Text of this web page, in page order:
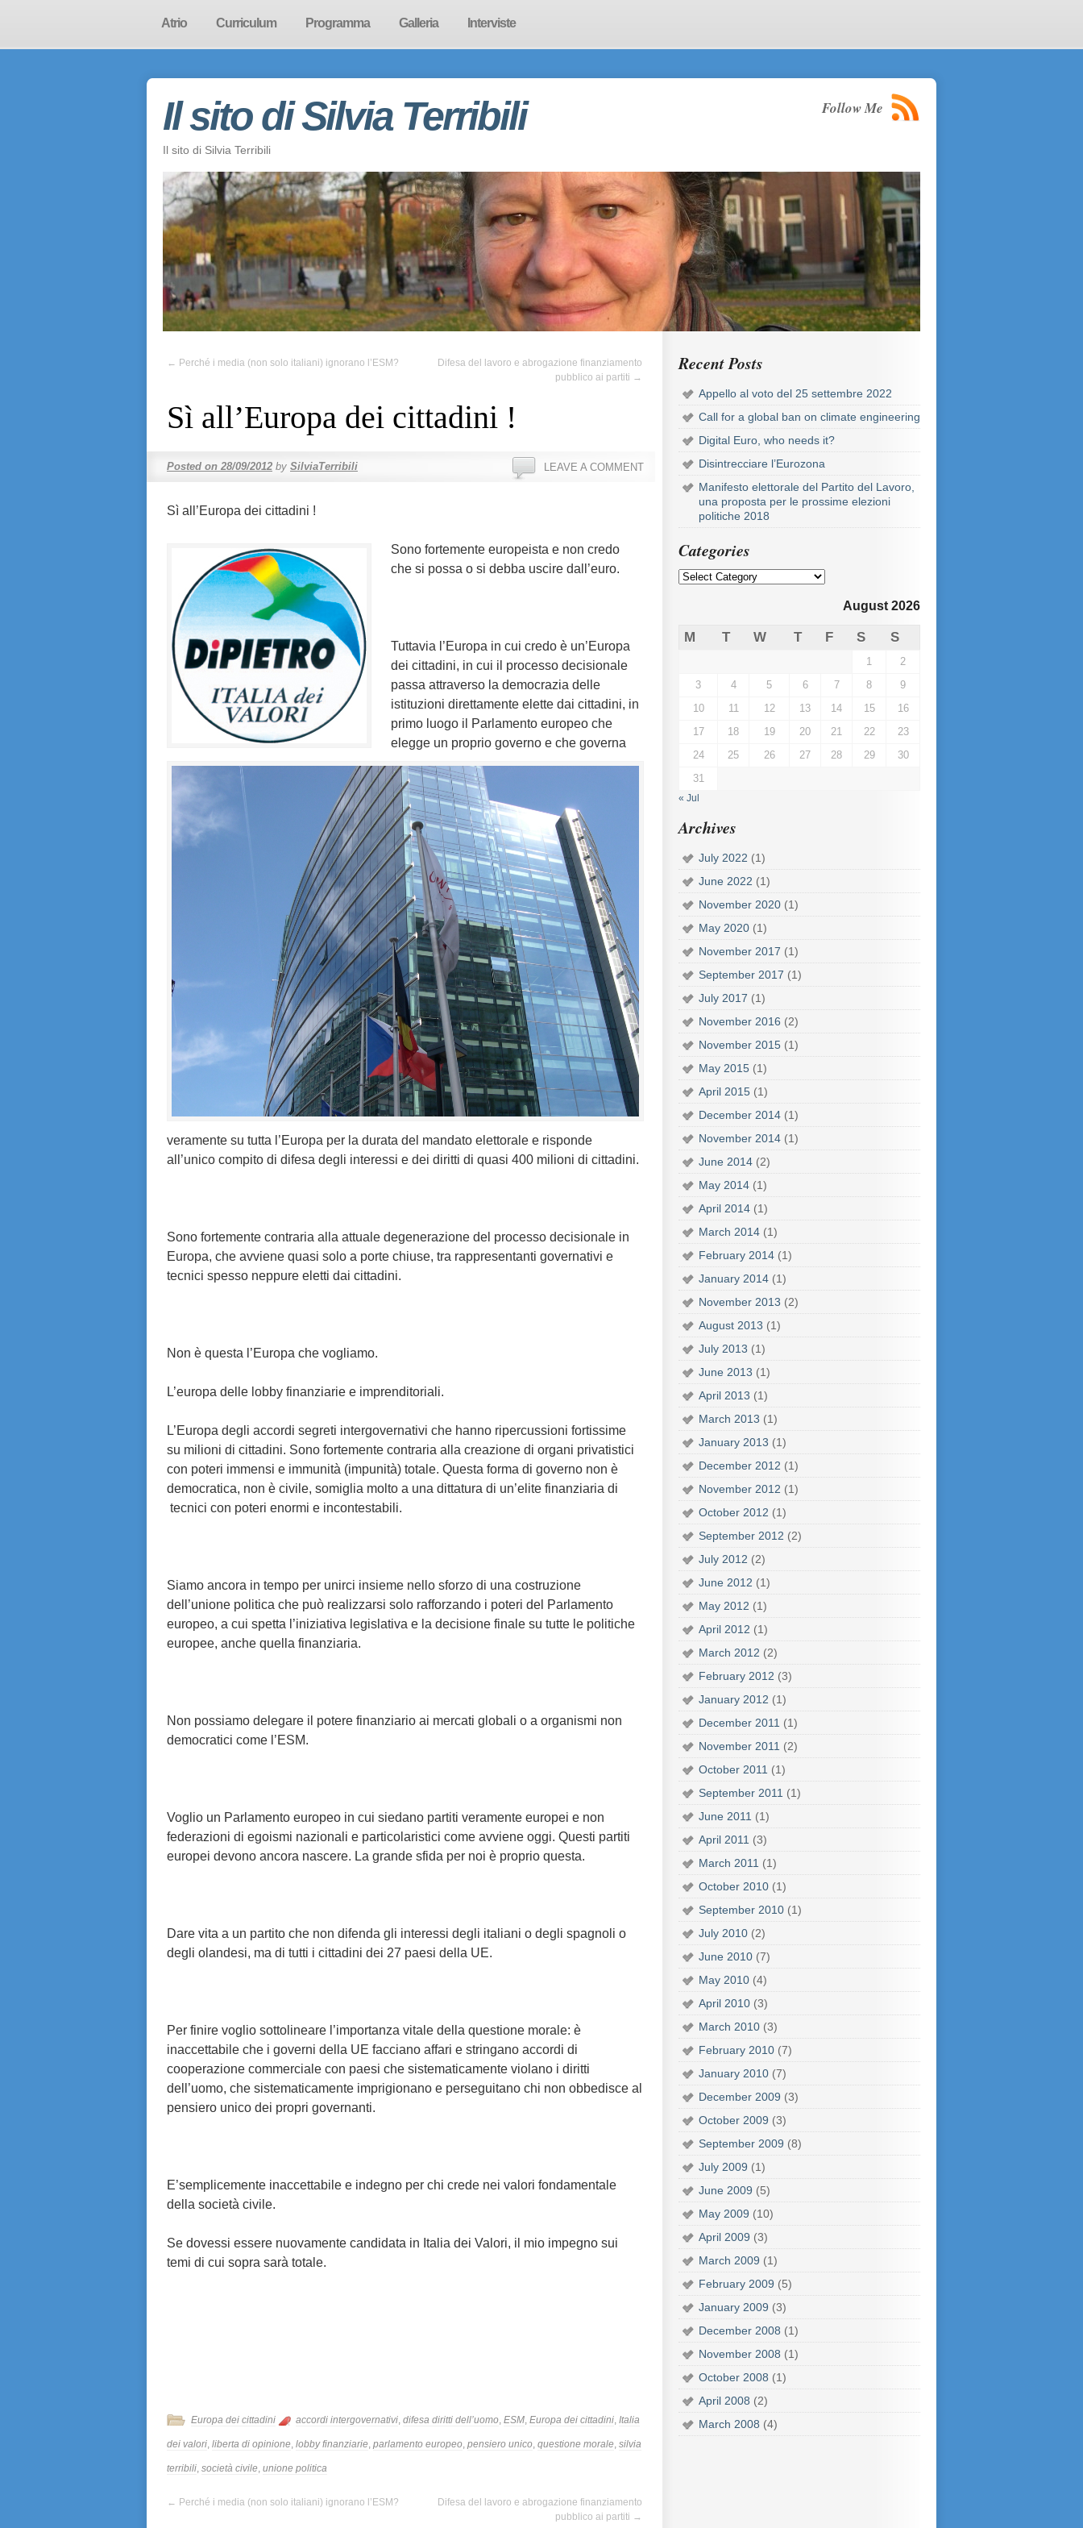
Atrio Curriculum Programma Galleria Interviste
Il sito di Silvia Terribili Follow Me
Il sito di Silvia Terribili
← Perché i media (non solo italiani) ignorano l’ESM?
Difesa del lavoro e abrogazione finanziamento
pubblico ai partiti →
Sì all’Europa dei cittadini !
Posted on 28/09/2012 by SilviaTerribili LEAVE A COMMENT
Sì all’Europa dei cittadini !
Sono fortemente europeista e non credo
che si possa o si debba uscire dall’euro.
Tuttavia l’Europa in cui credo è un’Europa
dei cittadini, in cui il processo decisionale
passa attraverso la democrazia delle
istituzioni direttamente elette dai cittadini, in
primo luogo il Parlamento europeo che
elegge un proprio governo e che governa
veramente su tutta l’Europa per la durata del mandato elettorale e risponde
all’unico compito di difesa degli interessi e dei diritti di quasi 400 milioni di cittadini.
Sono fortemente contraria alla attuale degenerazione del processo decisionale in
Europa, che avviene quasi solo a porte chiuse, tra rappresentanti governativi e
tecnici spesso neppure eletti dai cittadini.
Non è questa l’Europa che vogliamo.
L’europa delle lobby finanziarie e imprenditoriali.
L’Europa degli accordi segreti intergovernativi che hanno ripercussioni fortissime
su milioni di cittadini. Sono fortemente contraria alla creazione di organi privatistici
con poteri immensi e immunità (impunità) totale. Questa forma di governo non è
democratica, non è civile, somiglia molto a una dittatura di un’elite finanziaria di
tecnici con poteri enormi e incontestabili.
Siamo ancora in tempo per unirci insieme nello sforzo di una costruzione
dell’unione politica che può realizzarsi solo rafforzando i poteri del Parlamento
europeo, a cui spetta l’iniziativa legislativa e la decisione finale su tutte le politiche
europee, anche quella finanziaria.
Non possiamo delegare il potere finanziario ai mercati globali o a organismi non
democratici come l’ESM.
Voglio un Parlamento europeo in cui siedano partiti veramente europei e non
federazioni di egoismi nazionali e particolaristici come avviene oggi. Questi partiti
europei devono ancora nascere. La grande sfida per noi è proprio questa.
Dare vita a un partito che non difenda gli interessi degli italiani o degli spagnoli o
degli olandesi, ma di tutti i cittadini dei 27 paesi della UE.
Per finire voglio sottolineare l’importanza vitale della questione morale: è
inaccettabile che i governi della UE facciano affari e stringano accordi di
cooperazione commerciale con paesi che sistematicamente violano i diritti
dell’uomo, che sistematicamente imprigionano e perseguitano chi non obbedisce al
pensiero unico dei propri governanti.
E’semplicemente inaccettabile e indegno per chi crede nei valori fondamentale
della società civile.
Se dovessi essere nuovamente candidata in Italia dei Valori, il mio impegno sui
temi di cui sopra sarà totale.
Europa dei cittadini accordi intergovernativi, difesa diritti dell’uomo, ESM, Europa dei cittadini, Italia
dei valori, liberta di opinione, lobby finanziarie, parlamento europeo, pensiero unico, questione morale, silvia
terribili, società civile, unione politica
← Perché i media (non solo italiani) ignorano l’ESM?
Difesa del lavoro e abrogazione finanziamento
pubblico ai partiti →
Recent Posts
Appello al voto del 25 settembre 2022
Call for a global ban on climate engineering
Digital Euro, who needs it?
Disintrecciare l’Eurozona
Manifesto elettorale del Partito del Lavoro,
una proposta per le prossime elezioni
politiche 2018
Categories
August 2026
M T W T F S S
1
2
3
4 5 6 7 8
9
10
11 12 13 14 15
16
17
18 19 20 21 22
23
24
25 26 27 28 29
30
31
« Jul
Archives
July 2022 (1)
June 2022 (1)
November 2020 (1)
May 2020 (1)
November 2017 (1)
September 2017 (1)
July 2017 (1)
November 2016 (2)
November 2015 (1)
May 2015 (1)
April 2015 (1)
December 2014 (1)
November 2014 (1)
June 2014 (2)
May 2014 (1)
April 2014 (1)
March 2014 (1)
February 2014 (1)
January 2014 (1)
November 2013 (2)
August 2013 (1)
July 2013 (1)
June 2013 (1)
April 2013 (1)
March 2013 (1)
January 2013 (1)
December 2012 (1)
November 2012 (1)
October 2012 (1)
September 2012 (2)
July 2012 (2)
June 2012 (1)
May 2012 (1)
April 2012 (1)
March 2012 (2)
February 2012 (3)
January 2012 (1)
December 2011 (1)
November 2011 (2)
October 2011 (1)
September 2011 (1)
June 2011 (1)
April 2011 (3)
March 2011 (1)
October 2010 (1)
September 2010 (1)
July 2010 (2)
June 2010 (7)
May 2010 (4)
April 2010 (3)
March 2010 (3)
February 2010 (7)
January 2010 (7)
December 2009 (3)
October 2009 (3)
September 2009 (8)
July 2009 (1)
June 2009 (5)
May 2009 (10)
April 2009 (3)
March 2009 (1)
February 2009 (5)
January 2009 (3)
December 2008 (1)
November 2008 (1)
October 2008 (1)
April 2008 (2)
March 2008 (4)